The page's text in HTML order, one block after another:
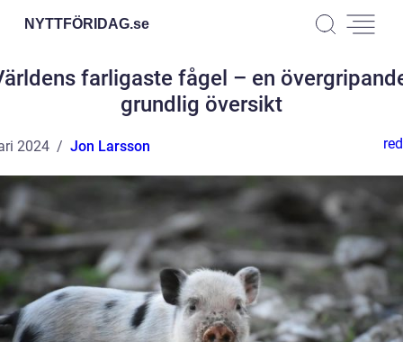
NYTTFÖRIDAG.se
farligaste fågel – en
grundlig översikt
2024 Jon Larsson